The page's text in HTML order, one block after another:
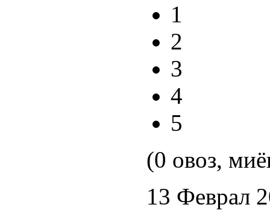
1
2
3
4
5
(0 овоз,
13 Феврал